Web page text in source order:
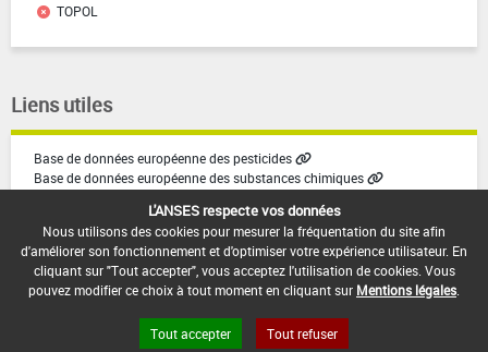
TOPOL
Liens utiles
Base de données européenne des pesticides
Base de données européenne des substances chimiques
Version du produit : v1.0
L'ANSES respecte vos données
Nous utilisons des cookies pour mesurer la fréquentation du site afin
d'améliorer son fonctionnement et d'optimiser votre expérience utilisateur. En
cliquant sur "Tout accepter", vous acceptez l'utilisation de cookies. Vous
pouvez modifier ce choix à tout moment en cliquant sur Mentions légales
Tout accepter Tout refuser